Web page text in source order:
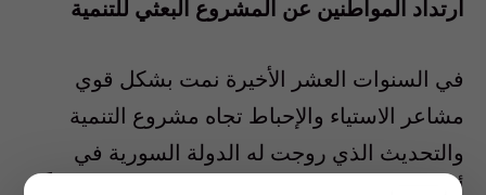
ارتداد المواطنين عن المشروع البعثي للتنمية
في السنوات العشر الأخيرة نمت بشكل قوي
مشاعر الاستياء والإحباط تجاه مشروع التنمية
والتحديث الذي روجت له الدولة السورية في